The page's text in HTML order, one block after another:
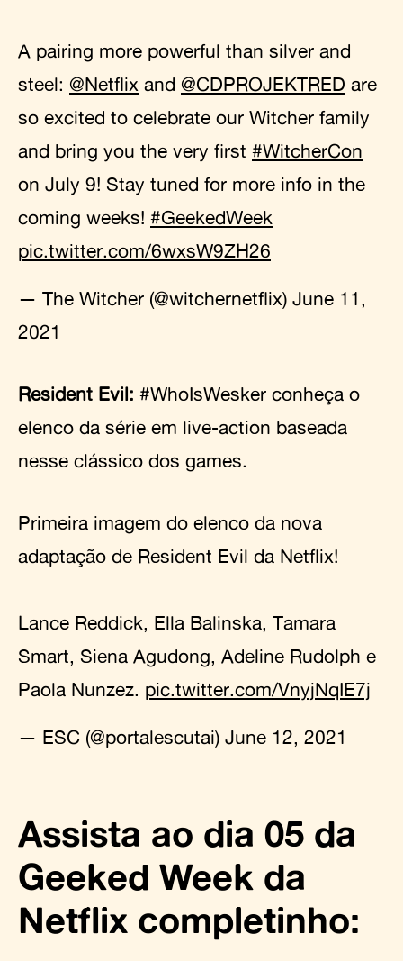
A pairing more powerful than silver and
steel: @Netflix and @CDPROJEKTRED are
so excited to celebrate our Witcher family
and bring you the very first #WitcherCon
on July 9! Stay tuned for more info in the
coming weeks! #GeekedWeek
pic.twitter.com/6wxsW9ZH26
— The Witcher (@witchernetflix) June 11,
2021
Resident Evil: #WhoIsWesker conheça o
elenco da série em live-action baseada
nesse clássico dos games.
Primeira imagem do elenco da nova
adaptação de Resident Evil da Netflix!
Lance Reddick, Ella Balinska, Tamara
Smart, Siena Agudong, Adeline Rudolph e
Paola Nunzez. pic.twitter.com/VnyjNqIE7j
— ESC (@portalescutai) June 12, 2021
Assista ao dia 05 da
Geeked Week da
Netflix completinho: